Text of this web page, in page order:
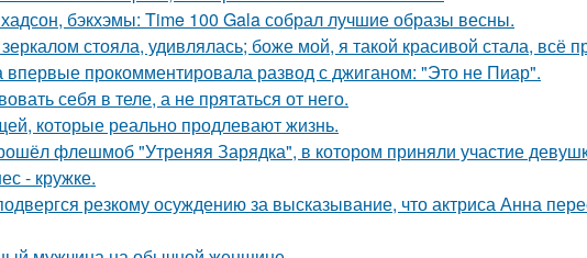
бэкхэмы: Time 100 Gala собрал лучшие образы весны.
стояла, удивлялась; боже мой, я такой красивой стала, всё
прокомментировала развод с джиганом: "Это не Пиар".
себя в теле, а не прятаться от него.
которые реально продлевают жизнь.
флешмоб "Утреняя Зарядка", в котором приняли участие
- кружке.
резкому осуждению за высказывание, что актриса Анна